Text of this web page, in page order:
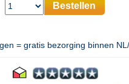
Bestellen
= gratis bezorging binnen